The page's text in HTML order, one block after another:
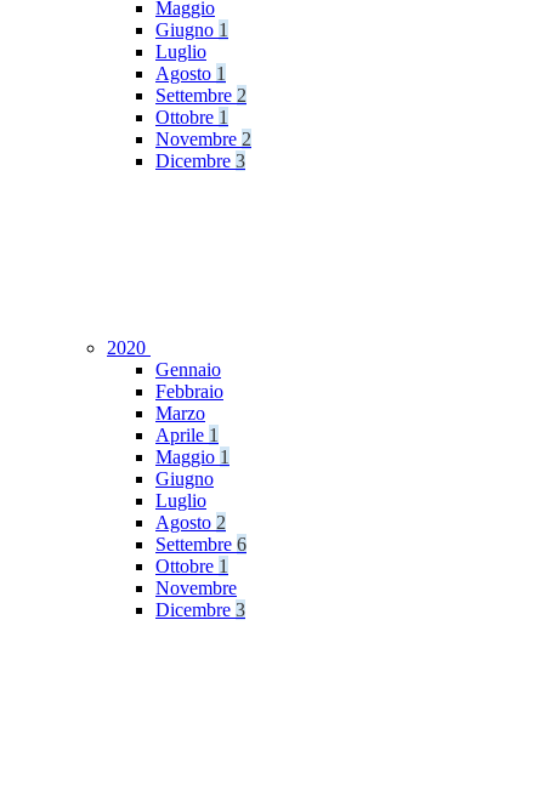
Maggio
Giugno 1
Luglio
Agosto 1
Settembre 2
Ottobre 1
Novembre 2
Dicembre 3
2020
Gennaio
Febbraio
Marzo
Aprile 1
Maggio 1
Giugno
Luglio
Agosto 2
Settembre 6
Ottobre 1
Novembre
Dicembre 3